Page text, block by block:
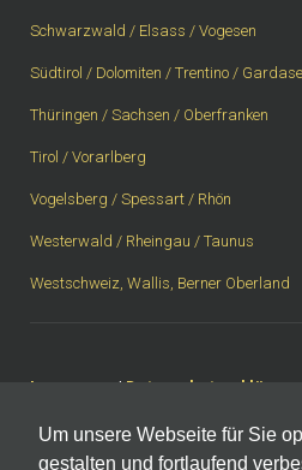
Um unsere Webseite für Sie
gestalten und fortlaufend
Schwarzwald / Elsass / Vogesen
Südtirol / Dolomiten / Trentino /
Thüringen / Sachsen / Oberfranken
Tirol / Vorarlberg
Vogelsberg / Spessart / Rhön
Westerwald / Rheingau / Taunus
Westschweiz, Wallis, Berner Oberland
Impressum | Datenschutzerklärung